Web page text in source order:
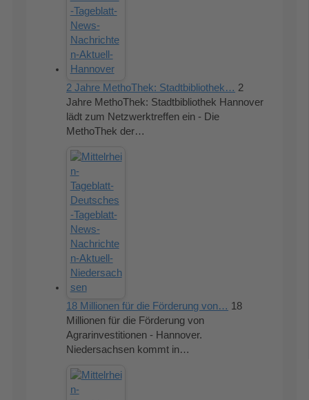
2 Jahre MethoThek: Stadtbibliothek… 2
Jahre MethoThek: Stadtbibliothek Hannover
lädt zum Netzwerktreffen ein - Die
MethoThek der…
18 Millionen für die Förderung von… 18
Millionen für die Förderung von
Agrarinvestitionen - Hannover.
Niedersachsen kommt in…